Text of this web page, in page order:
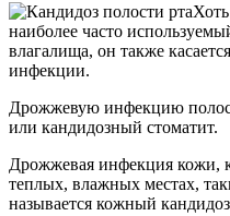
наиболее часто
влагалища, он также
инфекции.
Дрожжевую инфекцию
или кандидозный стоматит.
Дрожжевая инфекция кожи,
теплых, влажных местах,
называется кожный